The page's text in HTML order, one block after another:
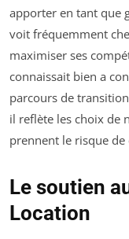
apporter en tant que
voit fréquemment
maximiser ses
connaissait bien a
parcours de
il reflète les choix de
prennent le risque de
Le soutien
Location